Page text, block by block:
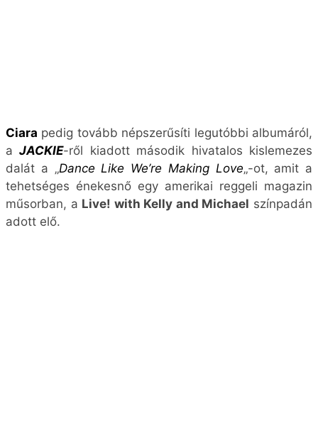
Ciara pedig tovább népszerűsíti legutóbbi albumáról,
aJACKIE-ről kiadott második hivatalos kislemezes
dalát a „Dance Like We’re Making Love„-ot, amit a
tehetséges énekesnő egy amerikai reggeli magazin
műsorban, a Live! with Kelly and Michael színpadán
adott elő.